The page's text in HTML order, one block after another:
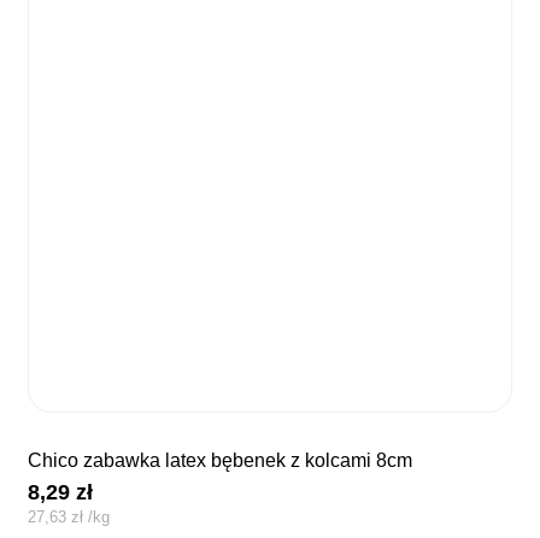
chico zabawka latex bębenek z kolcami 8cm
8,29zł
27,63 zł /kg